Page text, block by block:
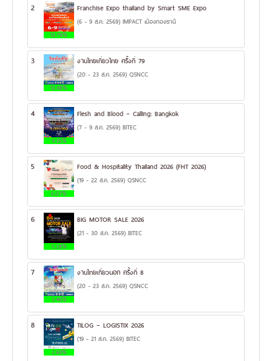
2
13.79%
Franchise Expo thailand by Smart SME Expo
(6 - 9 ส.ค. 2569) IMPACT เมืองทองธานี
3
12.48%
งานไทยเที่ยวไทย ครั้งที่ 79
(20 - 23 ส.ค. 2569) QSNCC
4
9.35%
Flesh and Blood – Calling: Bangkok
(7 - 9 ส.ค. 2569) BITEC
5
6.07%
Food & Hospitality Thailand 2026 (FHT 2026)
(19 - 22 ส.ค. 2569) QSNCC
6
5.28%
BIG MOTOR SALE 2026
(21 - 30 ส.ค. 2569) BITEC
7
3.46%
งานไทยเที่ยวนอก ครั้งที่ 8
(20 - 23 ส.ค. 2569) QSNCC
8
2.69%
TILOG – LOGISTIX 2026
(19 - 21 ส.ค. 2569) BITEC